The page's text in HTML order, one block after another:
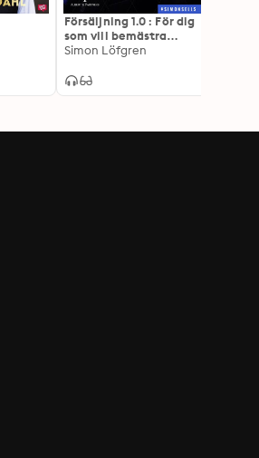
Försäljning 1.0 : För dig
som vill bemästra
försäljning
Simon Löfgren